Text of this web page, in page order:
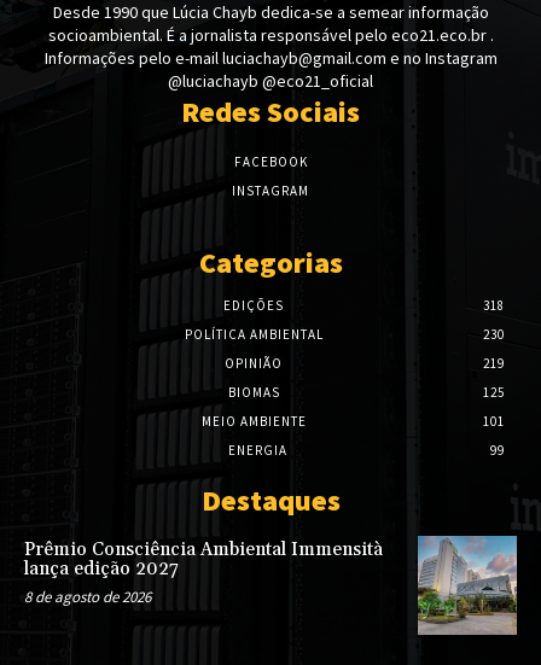
Desde 1990 que Lúcia Chayb dedica-se a semear informação
socioambiental. É a jornalista responsável pelo eco21.eco.br .
Informações pelo e-mail luciachayb@gmail.com e no Instagram
@luciachayb @eco21_oficial
Redes Sociais
FACEBOOK
INSTAGRAM
Categorias
EDIÇÕES
318
POLÍTICA AMBIENTAL
230
OPINIÃO
219
BIOMAS
125
MEIO AMBIENTE
101
ENERGIA
99
Destaques
Prêmio Consciência Ambiental Immensità
lança edição 2027
8 de agosto de 2026